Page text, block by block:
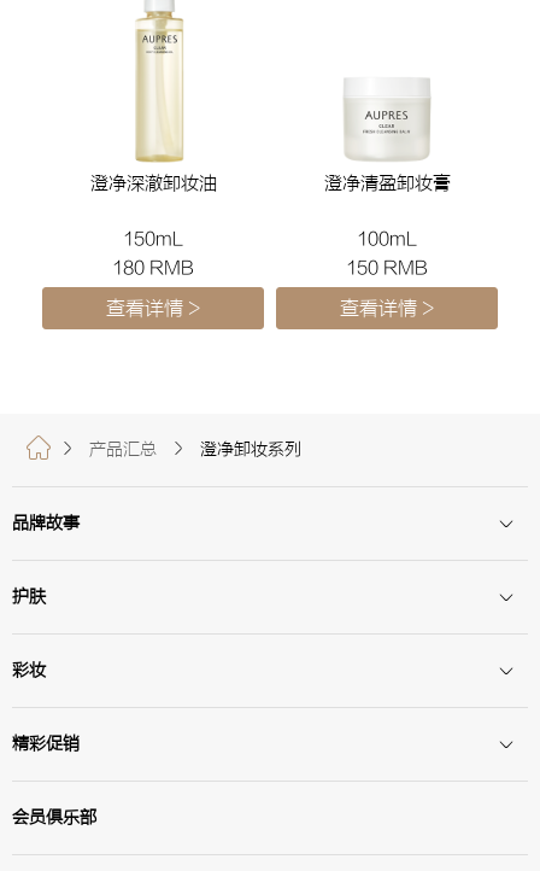
澄净深澈卸妆油
150mL
180 RMB
查看详情 >
澄净清盈卸妆膏
100mL
150 RMB
查看详情 >
产品汇总 澄净卸妆系列
品牌故事
护肤
彩妆
精彩促销
会员俱乐部